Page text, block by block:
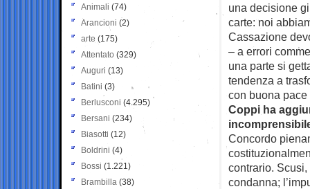
una decisione
carte: noi
Cassazione
– a errori
una parte si
tendenza a
con buona
Coppi ha
Concordo
contrario.
condanna;
Animali (74)
Arancioni (2)
arte (175)
Attentato (329)
Auguri (13)
Batini (3)
Berlusconi (4.295)
Bersani (234)
Biasotti (12)
Boldrini (4)
Bossi (1.221)
Brambilla (38)